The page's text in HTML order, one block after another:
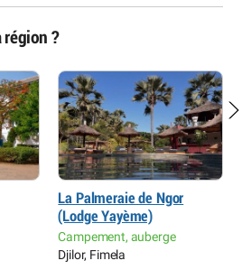
région ?
La Palmeraie de Ngor
(Lodge Yayème)
Campement, auberge
Djilor, Fimela